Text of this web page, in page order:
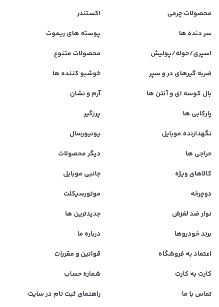
محصولات چرمی
اکستندر
سر دنده ها
پوسته های ریموت
اسپری/حوله/پولیش
محصولات متنوع
ضربه گیرهای در و سپر
خوشبو کننده ها
بال کوسه ای و آنتن ها
آرم و نشان
پارکابی ها
پرزگیر
نگهدارنده موبایل
یونیورسال
حراجی ها
دیگر محصولات
کالاهای ویژه
جانبی موبایل
دوچرخه
موتورسیکلت
نوار ضد لغزش
جدیدترین ها
برند خودروها
درباره ما
اعتماد به فروشگاه
قوانین و مقررات
کارت به کارت
شماره حساب
تماس با ما
راهنمای ثبت نام در سایت